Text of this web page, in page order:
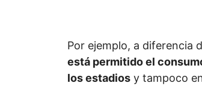
Por ejemplo, a diferencia
está permitido el
los estadios y tampoco